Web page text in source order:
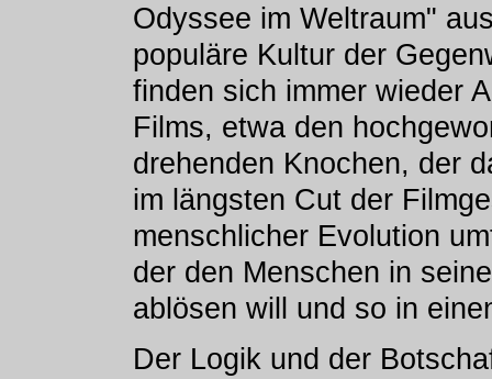
Odyssee im Weltraum"
populäre Kultur der
finden sich immer wieder
Films, etwa den
drehenden Knochen, der
im längsten Cut der
menschlicher Evolution
der den Menschen in
ablösen will und so in
Der Logik und der